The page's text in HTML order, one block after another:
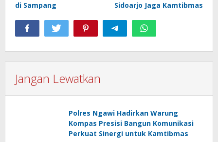
di Sampang
Sidoarjo Jaga Kamtibmas
Jangan Lewatkan
Polres Ngawi Hadirkan Warung
Kompas Presisi Bangun Komunikasi
Perkuat Sinergi untuk Kamtibmas